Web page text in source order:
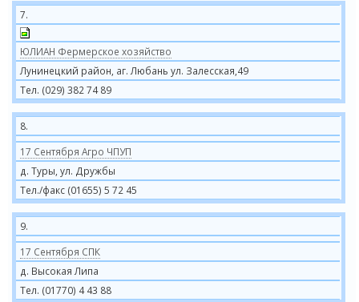
7.
ЮЛИАН Фермерское хозяйство
Лунинецкий район, аг. Любань ул. Залесская,49
Тел. (029) 382 74 89
8.
17 Сентября Агро ЧПУП
д. Туры, ул. Дружбы
Тел./факс (01655) 5 72 45
9.
17 Сентября СПК
д. Высокая Липа
Тел. (01770) 4 43 88